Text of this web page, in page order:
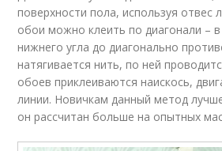
поверхности пола, используя отвес
обои можно клеить по диагонали –
нижнего угла до диагонально
натягивается нить, по ней
обоев приклеиваются наискось,
линии. Новичкам данный метод
он рассчитан больше на опытных